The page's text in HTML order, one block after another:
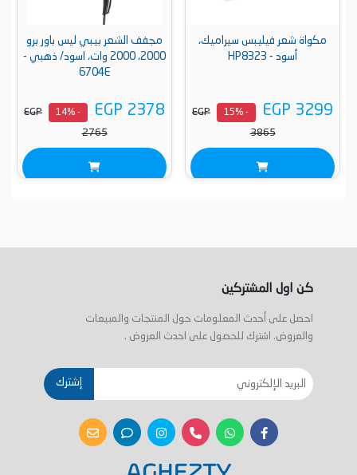
مكواة شعر فيليبس سيراميك،
أسود - HP8323
EGP 3299
- 15%
EGP
3865
مجفف الشعر بيبي ليس باور برو
2000، 2000 وات، اسود/ ذهبي -
6704E
EGP 2378
- 14%
EGP
2765
كن اول المشتركين
احصل على أحدث المعلومات حول المنتجات والمبيعات
والعروض. اشترك للحصول على احدث العروض .
إشترك